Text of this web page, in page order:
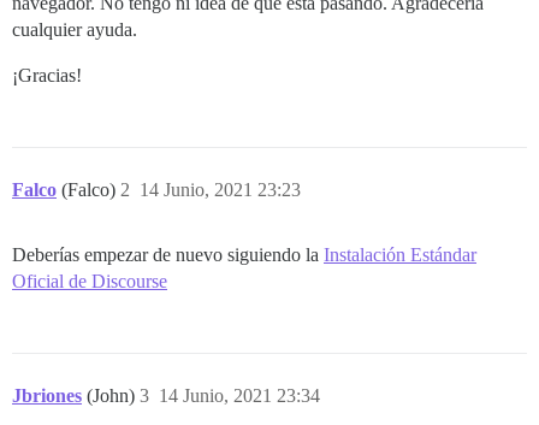
cualquier ayuda.
¡Gracias!
Falco (Falco) 14 Junio, 2021 23:23
2
Deberías empezar de nuevo siguiendo la Instalación Estándar
Oficial de Discourse
Jbriones (John) 14 Junio, 2021 23:34
3